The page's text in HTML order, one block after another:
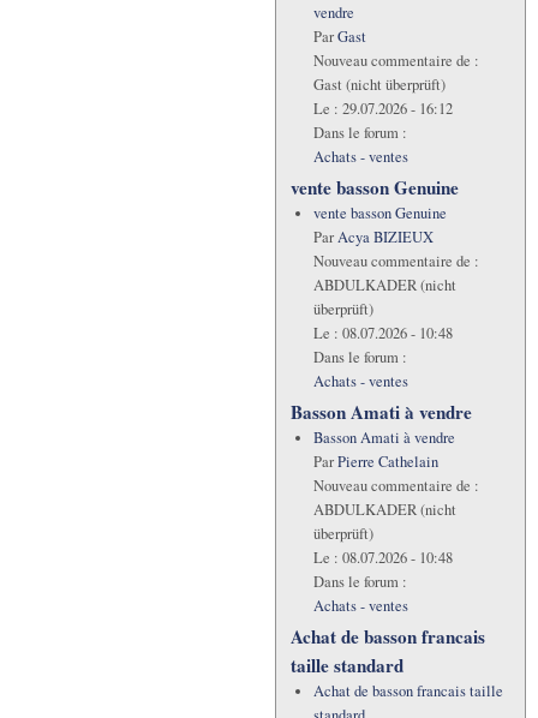
vendre
ParGast
Nouveau commentaire de :
Gast (nicht überprüft)
Le : 29.07.2026 - 16:12
Dans le forum :
Achats - ventes
vente basson Genuine
vente basson Genuine
ParAcya BIZIEUX
Nouveau commentaire de :
ABDULKADER (nicht
überprüft)
Le : 08.07.2026 - 10:48
Dans le forum :
Achats - ventes
Basson Amati à vendre
Basson Amati à vendre
ParPierre Cathelain
Nouveau commentaire de :
ABDULKADER (nicht
überprüft)
Le : 08.07.2026 - 10:48
Dans le forum :
Achats - ventes
Achat de basson francais
taille standard
Achat de basson francais taille